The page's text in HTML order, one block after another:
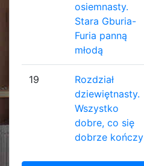
osiemnasty.
Stara Gburia-
Furia panną
młodą
19
Rozdział
dziewiętnasty.
Wszystko
dobre, co się
dobrze kończy